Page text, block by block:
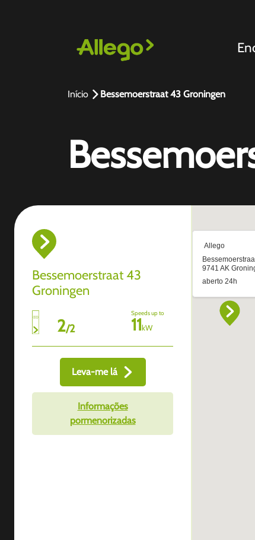
Início Bessemoerstraat 43 Groningen
Bessemoerstraat 43
Groningen
2/2
Speeds up to
11kW
Leva-me lá
Informações
pormenorizadas